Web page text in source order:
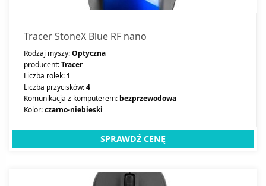
Tracer StoneX Blue RF nano
Rodzaj myszy:Optyczna
producent:Tracer
Liczba rolek:1
Liczba przycisków:4
Komunikacja z komputerem: bezprzewodowa
Kolor:czarno-niebieski
SPRAWDŹ CENĘ